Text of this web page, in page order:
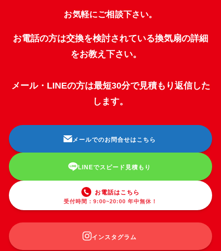
お気軽にご相談下さい。
お電話の方は交換を検討されている換気扇の詳細
をお教え下さい。
メール・LINEの方は最短30分で見積もり返信した
します。
メールでのお問合せはこちら
LINEでスピード見積もり
お電話はこちら
受付時間：9:00~20:00 年中無休！
インスタグラム